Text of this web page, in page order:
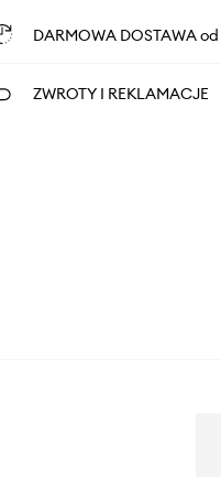
DARMOWA DOSTAWA od
ZWROTY I REKLAMACJE